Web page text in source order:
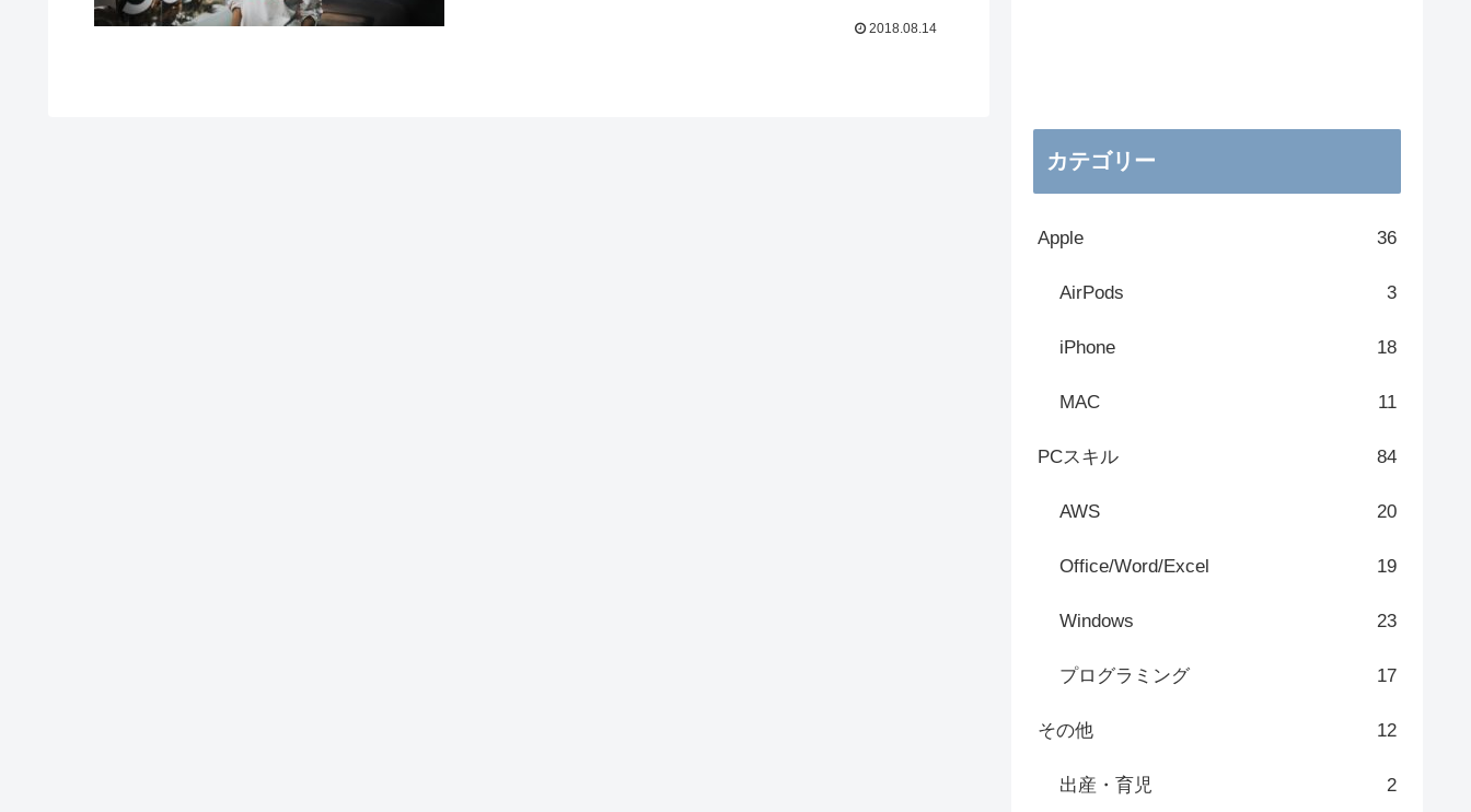
2018.08.14
カテゴリー
Apple 36
AirPods 3
iPhone 18
MAC 11
PCスキル 84
AWS 20
Office/Word/Excel 19
Windows 23
プログラミング 17
その他 12
出産・育児 2